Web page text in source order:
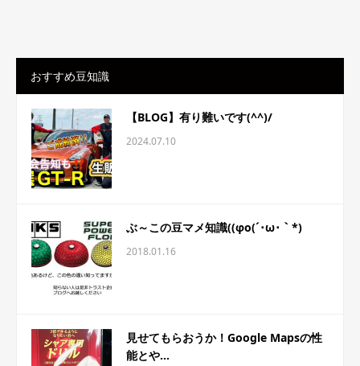
おすすめ豆知識
【BLOG】有り難いです(^^)/
2024.07.10
ぶ～この豆マメ知識((φo(´･ω･｀*)
2018.01.16
見せてもらおうか！Google Mapsの性
能とや...